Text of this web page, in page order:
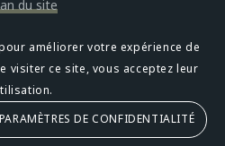
du site
légales
de Vinci 33600 PESSAC
améliorer votre expérience de
visiter ce site, vous acceptez leur
DE CONFIDENTIALITÉ